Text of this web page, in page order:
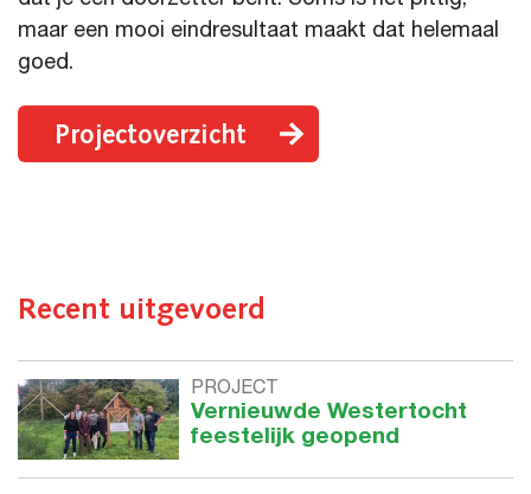
maar een mooi eindresultaat maakt dat helemaal
goed.
Projectoverzicht
Recent uitgevoerd
PROJECT
Vernieuwde Westertocht
feestelijk geopend